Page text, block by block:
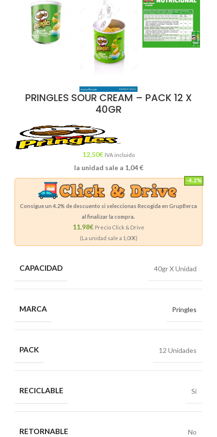
PRINGLES SOUR CREAM – PACK 12 X
40GR
12,50€ IVA incluido
la unidad sale a 1,04€
-4.2%
Consigue un 4.2% de descuento si seleccionas Recogida en GrupBerca
al finalizar la compra.
11.98€ Precio Click & Drive
(La unidad sale a 1,00€)
CAPACIDAD 40gr X Unidad
MARCA Pringles
PACK 12 Unidades
RECICLABLE Sí
RETORNABLE No